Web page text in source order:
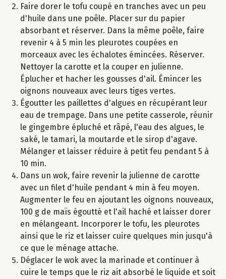
Faire dorer le tofu coupé en tranches avec un peu
d'huile dans une poêle. Placer sur du papier
absorbant et réserver. Dans la même poêle, faire
revenir 4 à 5 min les pleurotes coupées en
morceaux avec les échalotes émincées. Réserver.
Nettoyer la carotte et la couper en julienne.
Éplucher et hacher les gousses d'ail. Émincer les
oignons nouveaux avec leurs tiges vertes.
Égoutter les paillettes d'algues en récupérant leur
eau de trempage. Dans une petite casserole, réunir
le gingembre épluché et râpé, l'eau des algues, le
saké, le tamari, la moutarde et le sirop d'agave.
Mélanger et laisser réduire à petit feu pendant 5 à
10 min.
Dans un wok, faire revenir la julienne de carotte
avec un filet d'huile pendant 4 min à feu moyen.
Augmenter le feu en ajoutant les oignons nouveaux,
100 g de maïs égoutté et l'ail haché et laisser dorer
en mélangeant. Incorporer le tofu, les pleurotes
ainsi que le riz et laisser cuire quelques min jusqu'à
ce que le ménage attache.
Déglacer le wok avec la marinade et continuer à
cuire le temps que le riz ait absorbé le liquide et soit